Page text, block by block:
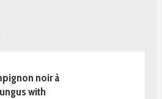
noir à
with